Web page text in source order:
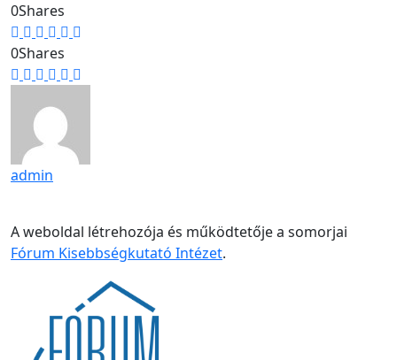
0Shares
0Shares
admin
A weboldal létrehozója és működtetője a somorjai
Fórum Kisebbségkutató Intézet.